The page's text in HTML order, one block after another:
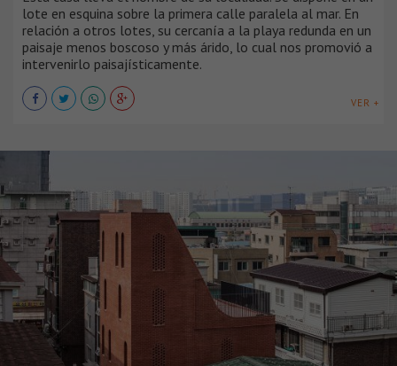
lote en esquina sobre la primera calle paralela al mar. En
relación a otros lotes, su cercanía a la playa redunda en un
paisaje menos boscoso y más árido, lo cual nos promovió a
intervenirlo paisajísticamente.
VER +